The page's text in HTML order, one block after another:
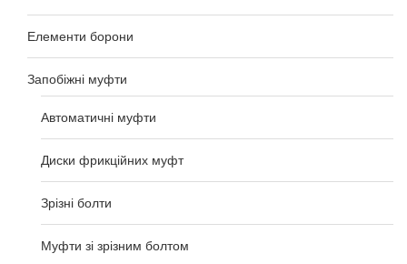
Елементи борони
Запобіжні муфти
Автоматичні муфти
Диски фрикційних муфт
Зрізні болти
Муфти зі зрізним болтом